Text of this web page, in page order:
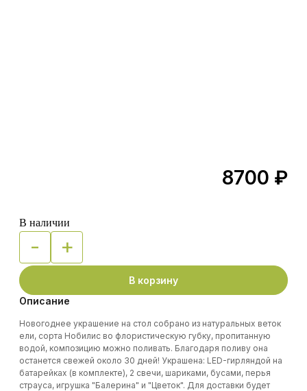
8700 ₽
В наличии
Quantity
- +
В корзину
Описание
Новогоднее украшение на стол собрано из натуральных веток
ели, сорта Нобилис во флористическую губку, пропитанную
водой, композицию можно поливать. Благодаря поливу она
останется свежей около 30 дней! Украшена: LED-гирляндой на
батарейках (в комплекте), 2 свечи, шариками, бусами, перья
страуса, игрушка "Балерина" и "Цветок". Для доставки будет